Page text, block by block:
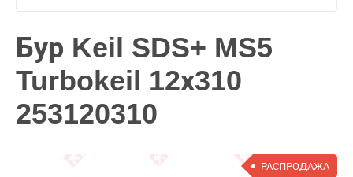
Бур Keil SDS+ MS5
Turbokeil 12х310
253120310
РАСПРОДАЖА